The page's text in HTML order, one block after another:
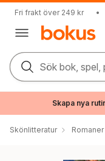
Fri frakt över 249 kr •
Sök bok, spel,
Skapa nya
Skönlitteratur Romaner